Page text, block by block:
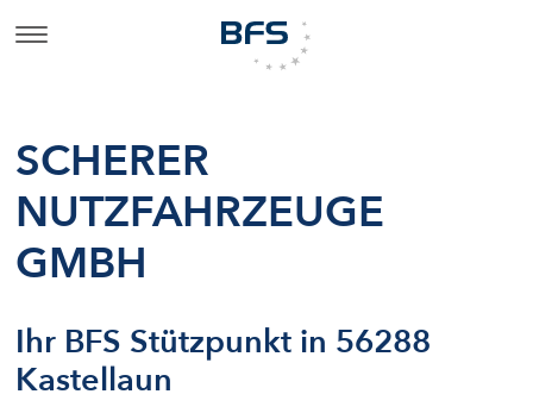
SCHERER
NUTZFAHRZEUGE
GMBH
Ihr BFS Stützpunkt in 56288
Kastellaun